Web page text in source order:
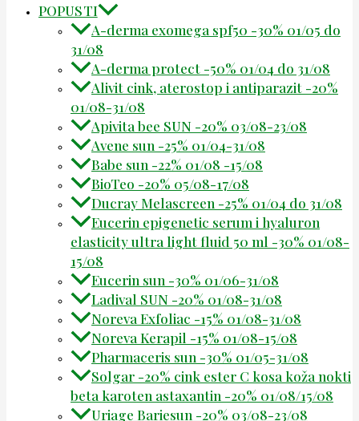
POPUSTI
A-derma exomega spf50 -30% 01/05 do
31/08
A-derma protect -50% 01/04 do 31/08
Alivit cink, aterostop i antiparazit -20%
01/08-31/08
Apivita bee SUN -20% 03/08-23/08
Avene sun -25% 01/04-31/08
Babe sun -22% 01/08 -15/08
BioTeo -20% 05/08-17/08
Ducray Melascreen -25% 01/04 do 31/08
Eucerin epigenetic serum i hyaluron
elasticity ultra light fluid 50 ml -30% 01/08-
15/08
Eucerin sun -30% 01/06-31/08
Ladival SUN -20% 01/08-31/08
Noreva Exfoliac -15% 01/08-31/08
Noreva Kerapil -15% 01/08-15/08
Pharmaceris sun -30% 01/05-31/08
Solgar -20% cink ester C kosa koža nokti
beta karoten astaxantin -20% 01/08/15/08
Uriage Bariesun -20% 03/08-23/08